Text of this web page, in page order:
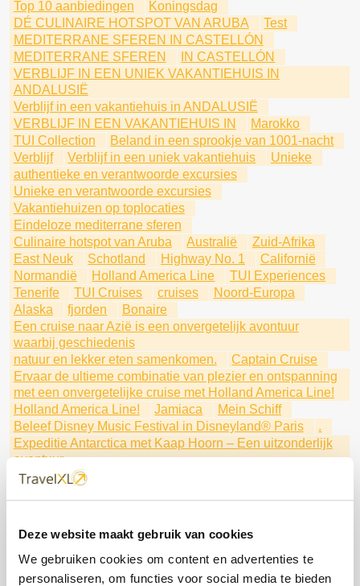
Deze website maakt gebruik van cookies
We gebruiken cookies om content en advertenties te
personaliseren, om functies voor social media te bieden
Top 10 aanbiedingen
Koningsdag
DÉ CULINAIRE HOTSPOT VAN ARUBA
Test
MEDITERRANE SFEREN IN CASTELLÓN
MEDITERRANE SFEREN
IN CASTELLÓN
VERBLIJF IN EEN UNIEK VAKANTIEHUIS IN
ANDALUSIË
Verblijf in een vakantiehuis in ANDALUSIË
VERBLIJF IN EEN VAKANTIEHUIS IN
Marokko
TUI Collection
Beland in een sprookje van 1001-nacht
Verblijf
Verblijf in een uniek vakantiehuis
Unieke
authentieke en verantwoorde excursies
Unieke en verantwoorde excursies
Vakantiehuizen op toplocaties
Eindeloze mediterrane sferen
Culinaire hotspot van Aruba
Australië
Zuid-Afrika
East Neuk
Schotland Highway No. 1
Californië
Normandië
Holland America Line
TUI Experiences
Tenerife
TUI Cruises cruises
Noord-Europa
Alaska
fjorden
Bonaire
Een cruise naar Azië is een onvergetelijk avontuur
waarbij geschiedenis
natuur en lekker eten samenkomen.
Captain Cruise
Ervaar de ultieme combinatie van plezier en ontspanning
met een onvergetelijke cruise met Holland America Line!
Holland America Line!
Jamiaca
Mein Schiff
Beleef Disney Music Festival in Disneyland® Paris
.
Expeditie Antarctica met Kaap Hoorn – Een uitzonderlijk
avontuur
Een uitzonderlijk avontuur
Aruba
Qatar: Het verborgen juweel van het Arabisch
Schiereiland
De Rhätische Bahn is een spoorlijn die de Alpen op een